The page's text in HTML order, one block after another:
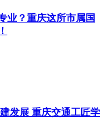
业？重庆这所市属国
发展 重庆交通工匠学